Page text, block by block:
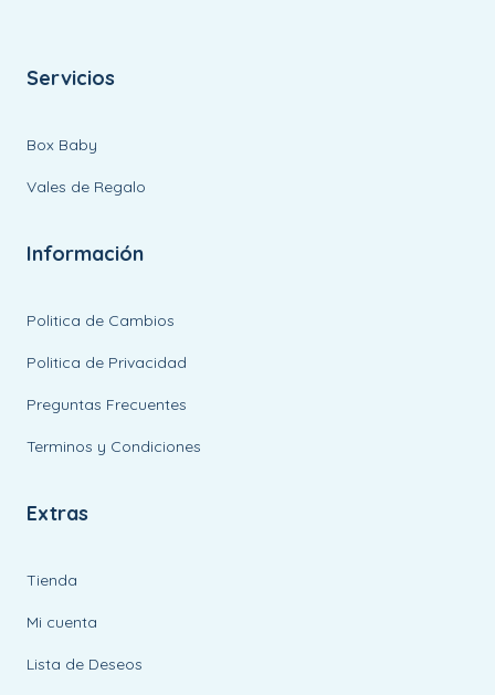
Servicios
Box Baby
Vales de Regalo
Información
Politica de Cambios
Politica de Privacidad
Preguntas Frecuentes
Terminos y Condiciones
Extras
Tienda
Mi cuenta
Lista de Deseos